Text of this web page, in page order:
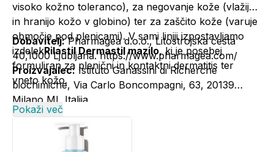
visoko kožno toleranco), za negovanje kože (vlažijo
in hranijo kožo v globino) ter za zaščito kože (varuje
območje pod plenicami). V sami liniji izpostavljamo
izdelekRilastil Dermastil mazilo, ki je posebej
formuliran za plenični in kontaktni dermatitis ter
vneto kožo.
Dobavitelj:Pharmagea d.o.o., Litostrojska cesta
40,1000 Ljubljana. https://www.pharmagea.com/
Proizvajalec: Istituto Ganassini di Richerche
biochimiche, Via Carlo Boncompagni, 63, 20139
Milano MI, Italija
Informacije o proizvajalcu - Elektronski kontaktni
tajnistvo@pharmagea.com; 015116222 *cena
klica je obračunana po ceniku operaterja
Pokaži več